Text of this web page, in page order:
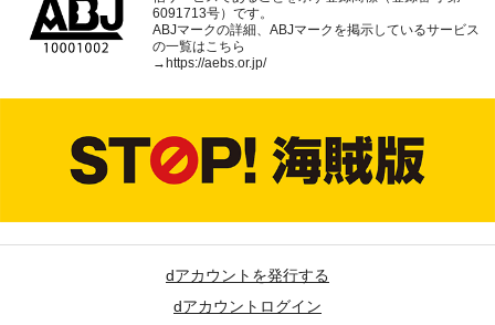
6091713号）です。
ABJマークの詳細、ABJマークを掲示しているサービス
の一覧はこちら
→ https://aebs.or.jp/
dアカウントを発行する
dアカウントログイン